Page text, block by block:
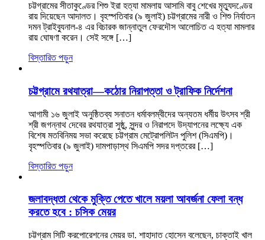
চট্টগ্রামের সীতাকুণ্ডের শিশু ইরা হত্যা মামলায় আসামি বাবু শেখের মৃত্যুদণ্ডের
রায় দিয়েছেন আদালত। বৃহস্পতিবার (৯ জুলাই) চট্টগ্রামের নারী ও শিশু নির্যাতন
দমন ট্রাইব্যুনাল-৪ এর বিচারক জান্নাতুল ফেরদৌস আলোচিত এ হত্যা মামলার
রায় ঘোষণা করেন। সেই সঙ্গে […]
বিস্তারিত পড়ুন
চট্টগ্রামে রথযাত্রা—কঠোর নিরাপত্তা ও ট্রাফিক নির্দেশনা
আগামী ১৬ জুলাই অনুষ্ঠিতব্য সনাতন ধর্মাবলম্বীদের অন্যতম ধর্মীয় উৎসব শ্রী
শ্রী জগন্নাথ দেবের রথযাত্রা সুষ্ঠু, সুন্দর ও নিরাপদে উদ্‌যাপনের লক্ষ্যে এক
বিশেষ মতবিনিময় সভা করেছে চট্টগ্রাম মেট্রোপলিটন পুলিশ (সিএমপি)।
বৃহস্পতিবার (৯ জুলাই) দামপাড়াস্থ সিএমপি সদর দপ্তরের […]
বিস্তারিত পড়ুন
জলাবদ্ধতা থেকে মুক্তি পেতে খালে ময়লা আবর্জনা ফেলা বন্ধ
করতে হবে : চসিক মেয়র
চট্টগ্রাম সিটি করপোরেশনের মেয়র ডা. শাহাদাত হোসেন বলেছেন, চাক্তাই খাল